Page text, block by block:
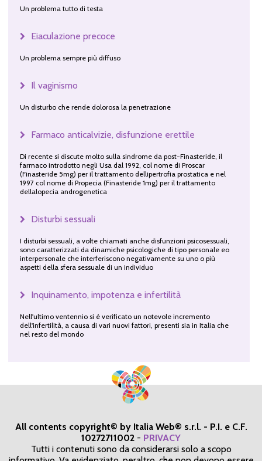
Un problema tutto di testa
Eiaculazione precoce
Un problema sempre più diffuso
Il vaginismo
Un disturbo che rende dolorosa la penetrazione
Farmaco anticalvizie, disfunzione erettile
Di recente si discute molto sulla sindrome da post-Finasteride, il
farmaco introdotto negli Usa dal 1992, col nome di Proscar
(Finasteride 5mg) per il trattamento dellipertrofia prostatica e nel
1997 col nome di Propecia (Finasteride 1mg) per il trattamento
dellalopecia androgenetica
Disturbi sessuali
I disturbi sessuali, a volte chiamati anche disfunzioni psicosessuali,
sono caratterizzati da dinamiche psicologiche di tipo personale eo
interpersonale che interferiscono negativamente su uno o più
aspetti della sfera sessuale di un individuo
Inquinamento, impotenza e infertilità
Nell'ultimo ventennio si è verificato un notevole incremento
dell'infertilità, a causa di vari nuovi fattori, presenti sia in Italia che
nel resto del mondo
All contents copyright© by Italia Web® s.r.l. - P.I. e C.F.
10272711002 - PRIVACY
Tutti i contenuti sono da considerarsi solo a scopo